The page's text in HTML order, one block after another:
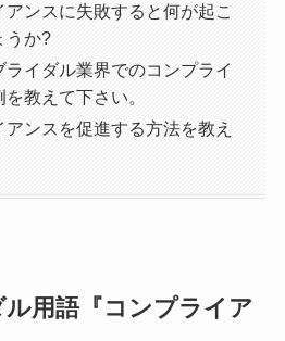
アンスに失敗すると何が起こ
うか?
ライダル業界でのコンプライ
教えて下さい。
アンスを促進する方法を教え
用語『コンプライア